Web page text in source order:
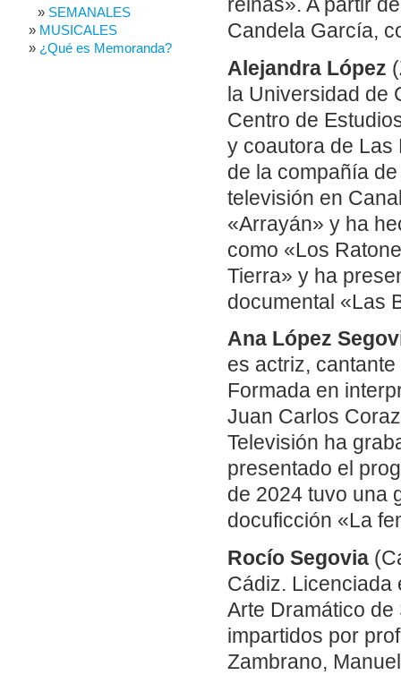
reinas». A partir
Candela García,
Alejandra López
la Universidad de
Centro de
y coautora de Las
de la compañía
televisión en
«Arrayán» y ha
como «Los
Tierra» y ha
documental «Las
Ana López
es actriz,
Formada en
Juan Carlos
Televisión ha
presentado el
de 2024 tuvo una
docuficción «La
Rocío Segovia
Cádiz. Licenciada
Arte Dramático
impartidos por
Zambrano,
SEMANALES
MUSICALES
¿Qué es Memoranda?